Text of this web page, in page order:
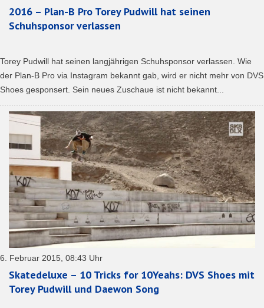
2016 – Plan-B Pro Torey Pudwill hat seinen
Schuhsponsor verlassen
Torey Pudwill hat seinen langjährigen Schuhsponsor verlassen. Wie
der Plan-B Pro via Instagram bekannt gab, wird er nicht mehr von DVS
Shoes gesponsert. Sein neues Zuschaue ist nicht bekannt...
6. Februar 2015, 08:43 Uhr
Skatedeluxe – 10 Tricks for 10Yeahs: DVS Shoes mit
Torey Pudwill und Daewon Song